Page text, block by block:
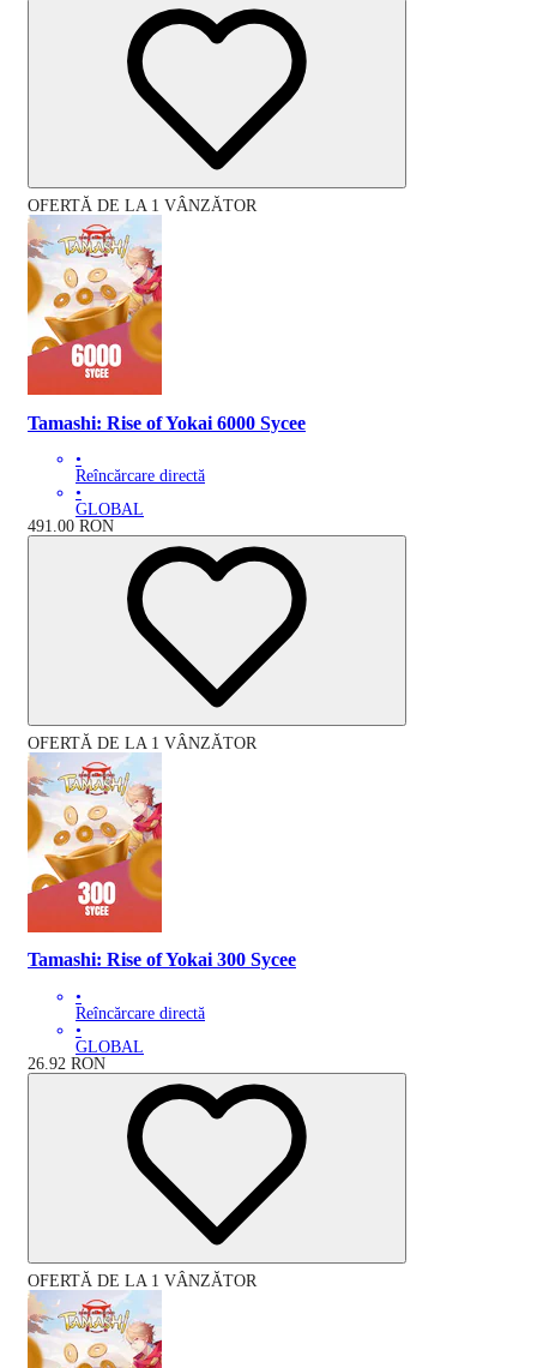
OFERTĂ DE LA 1 VÂNZĂTOR
Tamashi: Rise of Yokai 6000 Sycee
•
Reîncărcare directă
•
GLOBAL
491.00 RON
OFERTĂ DE LA 1 VÂNZĂTOR
Tamashi: Rise of Yokai 300 Sycee
•
Reîncărcare directă
•
GLOBAL
26.92 RON
OFERTĂ DE LA 1 VÂNZĂTOR